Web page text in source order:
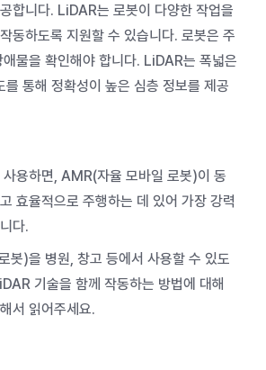
합니다. LiDAR는 로봇이 다양한 작업을
동하도록 지원할 수 있습니다. 로봇은 주
물을 확인해야 합니다. LiDAR는 폭넓은
통해 정확성이 높은 심층 정보를 제공
용하면, AMR(자율 모바일 로봇)이 동
효율적으로 주행하는 데 있어 가장 강력
다.
봇)을 병원, 창고 등에서 사용할 수 있도
기술을 함께 작동하는 방법에 대해
서 읽어주세요.